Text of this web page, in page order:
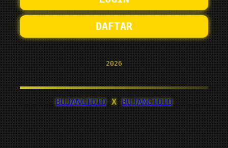
DAFTAR
2026
BUJANGTOTOXBUJANGTOTO